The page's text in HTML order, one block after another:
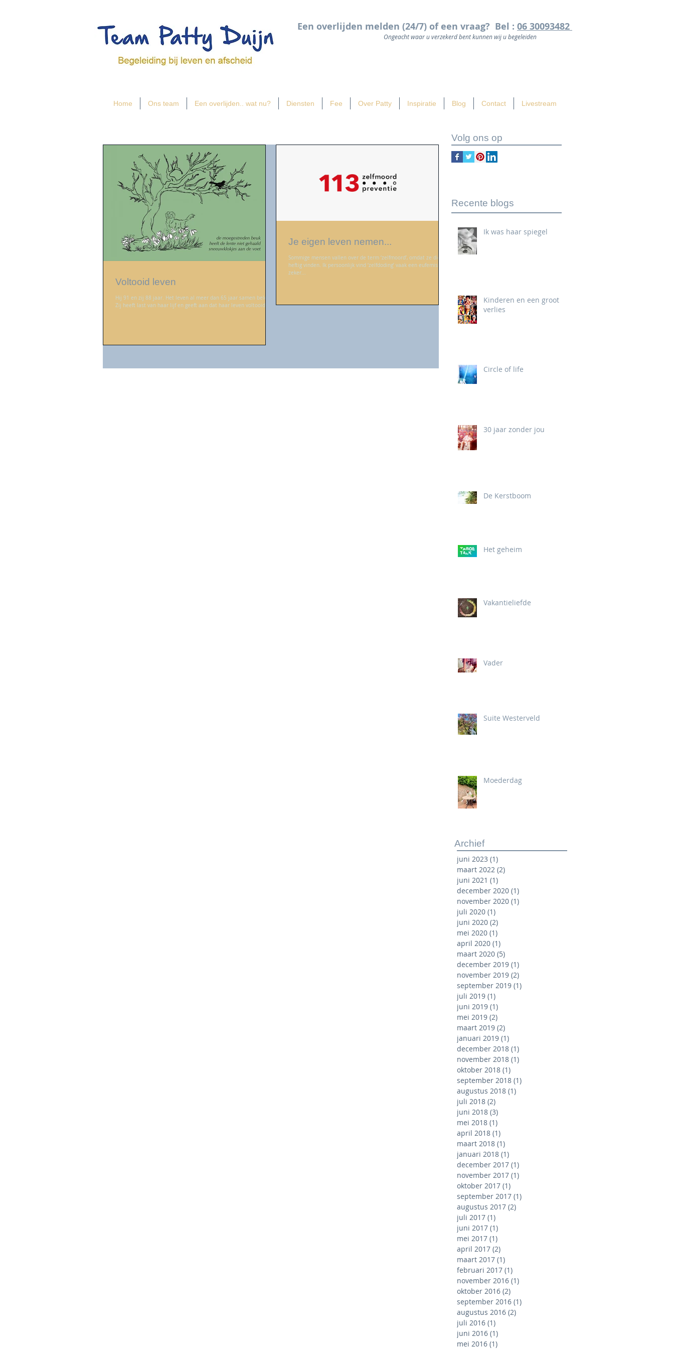
Een overlijden melden (24/7) of een vraag? Bel : 06 30093482
Ongeacht waar u verzekerd bent kunnen wij u begeleiden
Home Ons team Een overlijden.. wat nu? Diensten Fee Over Patty Inspiratie Blog Contact Livestream
Volg ons op
Voltooid leven
Hij 91 en zij 88 jaar. Het leven al meer dan 65 jaar samen beleven.
Zij heeft last van haar lijf en geeft aan dat haar leven voltooid is....
Je eigen leven nemen...
Sommige mensen vallen over de term ‘zelfmoord’, omdat ze die te
heftig vinden. Ik persoonlijk vind ‘zelfdoding’ vaak een eufemisme,
zeker...
Recente blogs
Ik was haar spiegel
Kinderen en een groot
verlies
Circle of life
30 jaar zonder jou
De Kerstboom
Het geheim
Vakantieliefde
Vader
Suite Westerveld
Moederdag
Archief
juni 2023 (1)
maart 2022 (2)
juni 2021 (1)
december 2020 (1)
november 2020 (1)
juli 2020 (1)
juni 2020 (2)
mei 2020 (1)
april 2020 (1)
maart 2020 (5)
december 2019 (1)
november 2019 (2)
september 2019 (1)
juli 2019 (1)
juni 2019 (1)
mei 2019 (2)
maart 2019 (2)
januari 2019 (1)
december 2018 (1)
november 2018 (1)
oktober 2018 (1)
september 2018 (1)
augustus 2018 (1)
juli 2018 (2)
juni 2018 (3)
mei 2018 (1)
april 2018 (1)
maart 2018 (1)
januari 2018 (1)
december 2017 (1)
november 2017 (1)
oktober 2017 (1)
september 2017 (1)
augustus 2017 (2)
juli 2017 (1)
juni 2017 (1)
mei 2017 (1)
april 2017 (2)
maart 2017 (1)
februari 2017 (1)
november 2016 (1)
oktober 2016 (2)
september 2016 (1)
augustus 2016 (2)
juli 2016 (1)
juni 2016 (1)
mei 2016 (1)